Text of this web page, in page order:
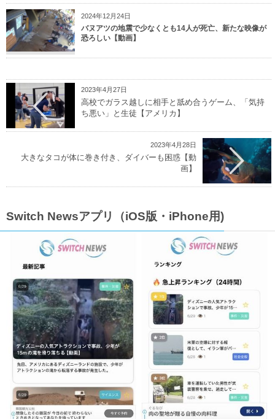
2024年12月24日
バヌアツの地震で少なくとも14人が死亡、新たな映像が
恐ろしい【動画】
2023年4月27日
高校でガラス越しに相手と舐め合うゲーム、「気持
ち悪い」と生徒【アメリカ】
2023年4月28日
大きなタコが体に巻き付き、ダイバーも困惑【動
画】
Switch Newsアプリ（iOS版・iPhone用)